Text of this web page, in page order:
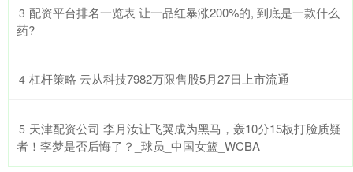
3 ​配资平台排名一览表 让一品红暴涨200%的, 到底是一款什么
药?
4 ​杠杆策略 云从科技7982万限售股5月27日上市流通
5 ​天津配资公司 李月汝让飞翼成为黑马，轰10分15板打脸质疑
者！李梦是否后悔了？_球员_中国女篮_WCBA